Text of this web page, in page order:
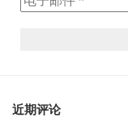
近期评论